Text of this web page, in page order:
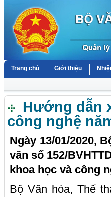
Trang chủ Giới thiệu
Hướng dẫn
công nghệ
Ngày 13/01/2020,
văn số 152/
khoa học và công
Bộ Văn hóa, Thể